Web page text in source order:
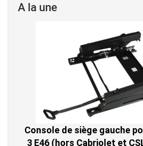
A la une
Console de siège gauche
3 E46 (hors Cabriolet et